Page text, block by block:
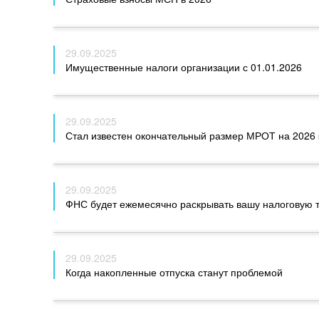
29.09.2025
Имущественные налоги организации с 01.01.2026
29.09.2025
Стал известен окончательный размер МРОТ на 2026
29.09.2025
ФНС будет ежемесячно раскрывать вашу налоговую
29.09.2025
Когда накопленные отпуска станут проблемой